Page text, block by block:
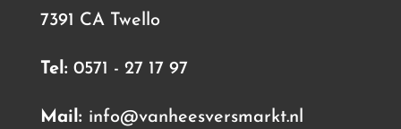
7391 CA Twello
Tel: 0571 - 27 17 97
Mail: info@vanheesversmarkt.nl